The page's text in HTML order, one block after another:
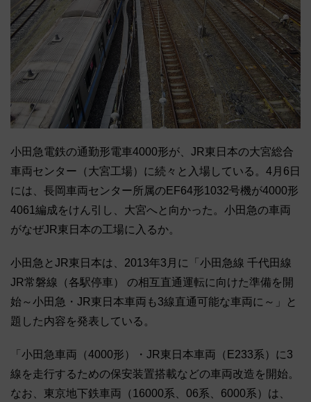
小田急電鉄の通勤形電車4000形が、JR東日本の大宮総合
車両センター（大宮工場）に続々と入場している。4月6日
には、長岡車両センター所属のEF64形1032号機が4000形
4061編成をけん引し、大宮へと向かった。小田急の車両
がなぜJR東日本の工場に入るか。
小田急とJR東日本は、2013年3月に「小田急線 千代田線
JR常磐線（各駅停車） の相互直通運転に向けた準備を開
始～小田急・JR東日本車両も3線直通可能な車両に～」と
題した内容を発表している。
「小田急車両（4000形）・JR東日本車両（E233系）に3
線を走行するための保安装置搭載などの車両改造を開始。
なお、東京地下鉄車両（16000系、06系、6000系）は、